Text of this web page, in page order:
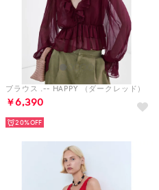
ブラウス .-- HAPPY （ダークレッド）
￥6,390
20%